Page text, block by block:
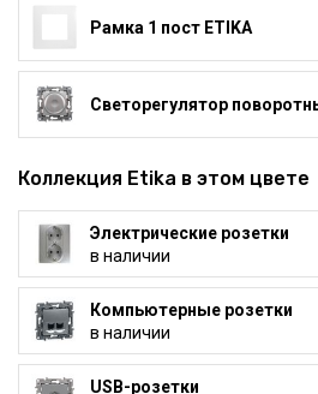
Рамка 1 пост ETIKA
Светорегулятор
Коллекция Etika в этом цвете
Электрические розетки
в наличии
Компьютерные розетки
в наличии
USB-розетки